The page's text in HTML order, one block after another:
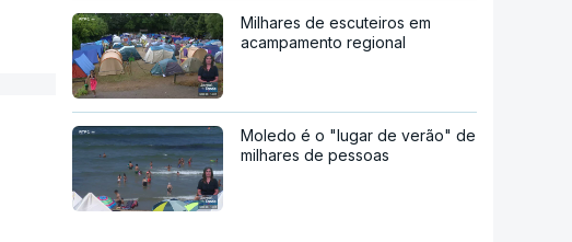
Milhares de escuteiros em
acampamento regional
Moledo é o "lugar de verão" de
milhares de pessoas